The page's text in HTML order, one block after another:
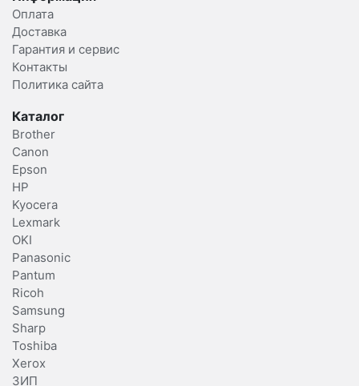
Оплата
Доставка
Гарантия и сервис
Контакты
Политика сайта
Каталог
Brother
Canon
Epson
HP
Kyocera
Lexmark
OKI
Panasonic
Pantum
Ricoh
Samsung
Sharp
Toshiba
Xerox
ЗИП